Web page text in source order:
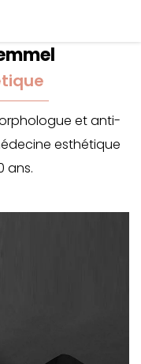
et anti-
esthétique
ans.